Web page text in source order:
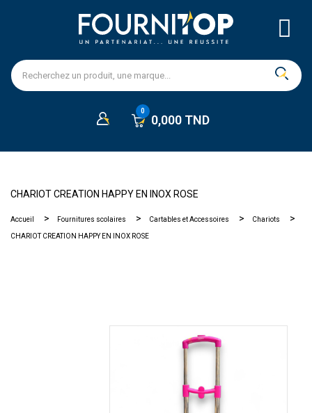
0,000 TND
CHARIOT CREATION HAPPY EN INOX ROSE
Accueil Fournitures scolaires Cartables et Accessoires Chariots
CHARIOT CREATION HAPPY EN INOX ROSE